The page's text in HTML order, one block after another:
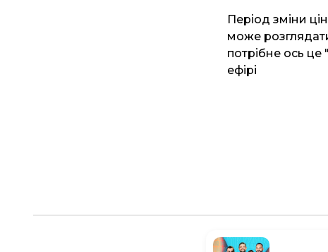
Період зміни
може
потрібне ось
ефірі